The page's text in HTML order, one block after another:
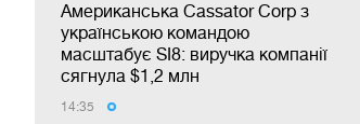
Американська Cassator Corp з
українською командою
масштабує SI8: виручка компанії
сягнула $1,2 млн
14:35